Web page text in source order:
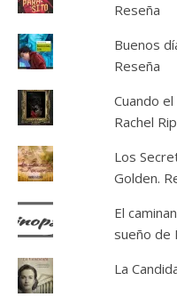
Reseña
Buenos
Reseña
Cuando
Rachel
Los
Golden.
El
sueño de
La